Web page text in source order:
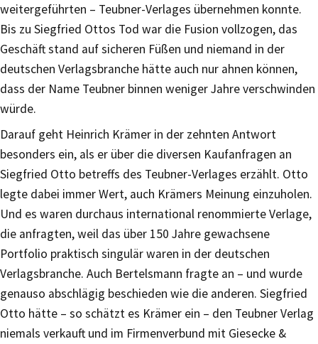
weitergeführten – Teubner-Verlages übernehmen konnte.
Bis zu Siegfried Ottos Tod war die Fusion vollzogen, das
Geschäft stand auf sicheren Füßen und niemand in der
deutschen Verlagsbranche hätte auch nur ahnen können,
dass der Name Teubner binnen weniger Jahre verschwinden
würde.
Darauf geht Heinrich Krämer in der zehnten Antwort
besonders ein, als er über die diversen Kaufanfragen an
Siegfried Otto betreffs des Teubner-Verlages erzählt. Otto
legte dabei immer Wert, auch Krämers Meinung einzuholen.
Und es waren durchaus international renommierte Verlage,
die anfragten, weil das über 150 Jahre gewachsene
Portfolio praktisch singulär waren in der deutschen
Verlagsbranche. Auch Bertelsmann fragte an – und wurde
genauso abschlägig beschieden wie die anderen. Siegfried
Otto hätte – so schätzt es Krämer ein – den Teubner Verlag
niemals verkauft und im Firmenverbund mit Giesecke &